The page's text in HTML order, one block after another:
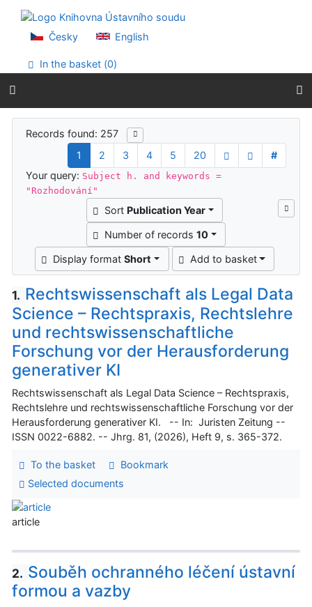
Go to menu
Accessibility declaration
Česky English
In the basket (0)
Search results
Records found: 257
1
2 3 4 5 20
#
Your query: Subject h. and keywords =
"Rozhodování"
Sort Publication Year
Number of records 10
Display formatShort Add to basket
1. Rechtswissenschaft als Legal Data
Science – Rechtspraxis, Rechtslehre
und rechtswissenschaftliche
Forschung vor der Herausforderung
generativer KI
Rechtswissenschaft als Legal Data Science – Rechtspraxis,
Rechtslehre und rechtswissenschaftliche Forschung vor der
Herausforderung generativer KI. -- In: Juristen Zeitung --
ISSN 0022-6882. -- Jhrg. 81, (2026), Heft 9, s. 365-372.
To the basket
Bookmark
Selected documents
article
2. Souběh ochranného léčení ústavní
formou a vazby